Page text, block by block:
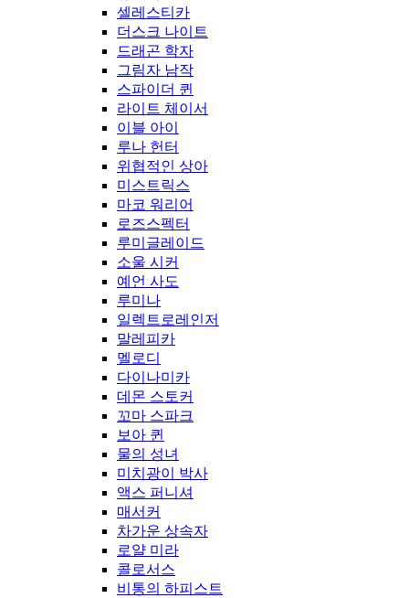
셀레스티카
더스크 나이트
드래곤 학자
그림자 남작
스파이더 퀸
라이트 체이서
이블 아이
루나 헌터
위협적인 상아
미스트릭스
마코 워리어
로즈스펙터
루미글레이드
소울 시커
예언 사도
루미나
일렉트로레인저
말레피카
멜로디
다이나미카
데몬 스토커
꼬마 스파크
보아 퀸
물의 성녀
미치광이 박사
액스 퍼니셔
매서커
차가운 상속자
로얄 미라
콜로서스
비통의 하피스트